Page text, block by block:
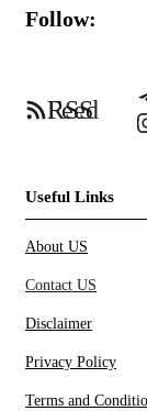
Follow:
RSS Feed
Useful Links
About US
Contact US
Disclaimer
Privacy Policy
Terms and